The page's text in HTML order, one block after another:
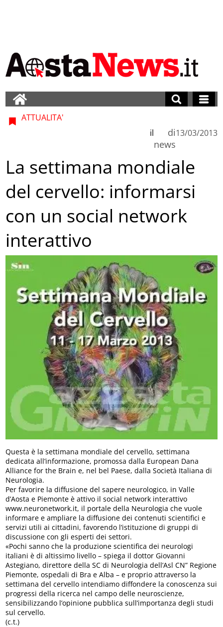
ATTUALITA'
di
news
il 13/03/2013
La settimana mondiale
del cervello: informarsi
con un social network
interattivo
Questa è la settimana mondiale del cervello, settimana
dedicata all’informazione, promossa dalla European Dana
Alliance for the Brain e, nel bel Paese, dalla Società Italiana di
Neurologia.
Per favorire la diffusione del sapere neurologico, in Valle
d’Aosta e Piemonte è attivo il social network interattivo
www.neuronetwork.it, il portale della Neurologia che vuole
informare e ampliare la diffusione dei contenuti scientifici e
servizi utili ai cittadini, favorendo l’istituzione di gruppi di
discussione con gli esperti dei settori.
«Pochi sanno che la produzione scientifica dei neurologi
italiani è di altissimo livello – spiega il dottor Giovanni
Astegiano, direttore della SC di Neurologia dell’Asl CN” Regione
Piemonte, ospedali di Bra e Alba – e proprio attraverso la
settimana del cervello intendiamo diffondere la conoscenza sui
progressi della ricerca nel campo delle neuroscienze,
sensibilizzando l’opinione pubblica sull’importanza degli studi
sul cervello.
(c.t.)